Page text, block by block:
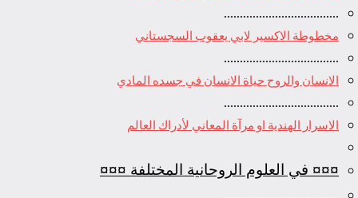
مخطوطة الاكسير لابي يعقوب السجستاني
الانسان والروح حياة الانسان في جسده المادي
الاسرار الهندية او مرآة المعاني لأدراك العالم
¤¤¤ في العلوم الروحانية المختلفة ¤¤¤